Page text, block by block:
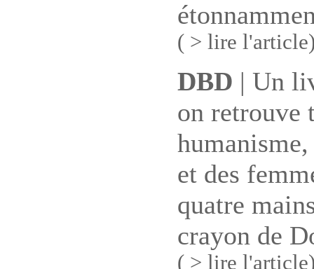
( > lire
DBD | Un
on retrouve
et des
quatre
crayon de
( > lire